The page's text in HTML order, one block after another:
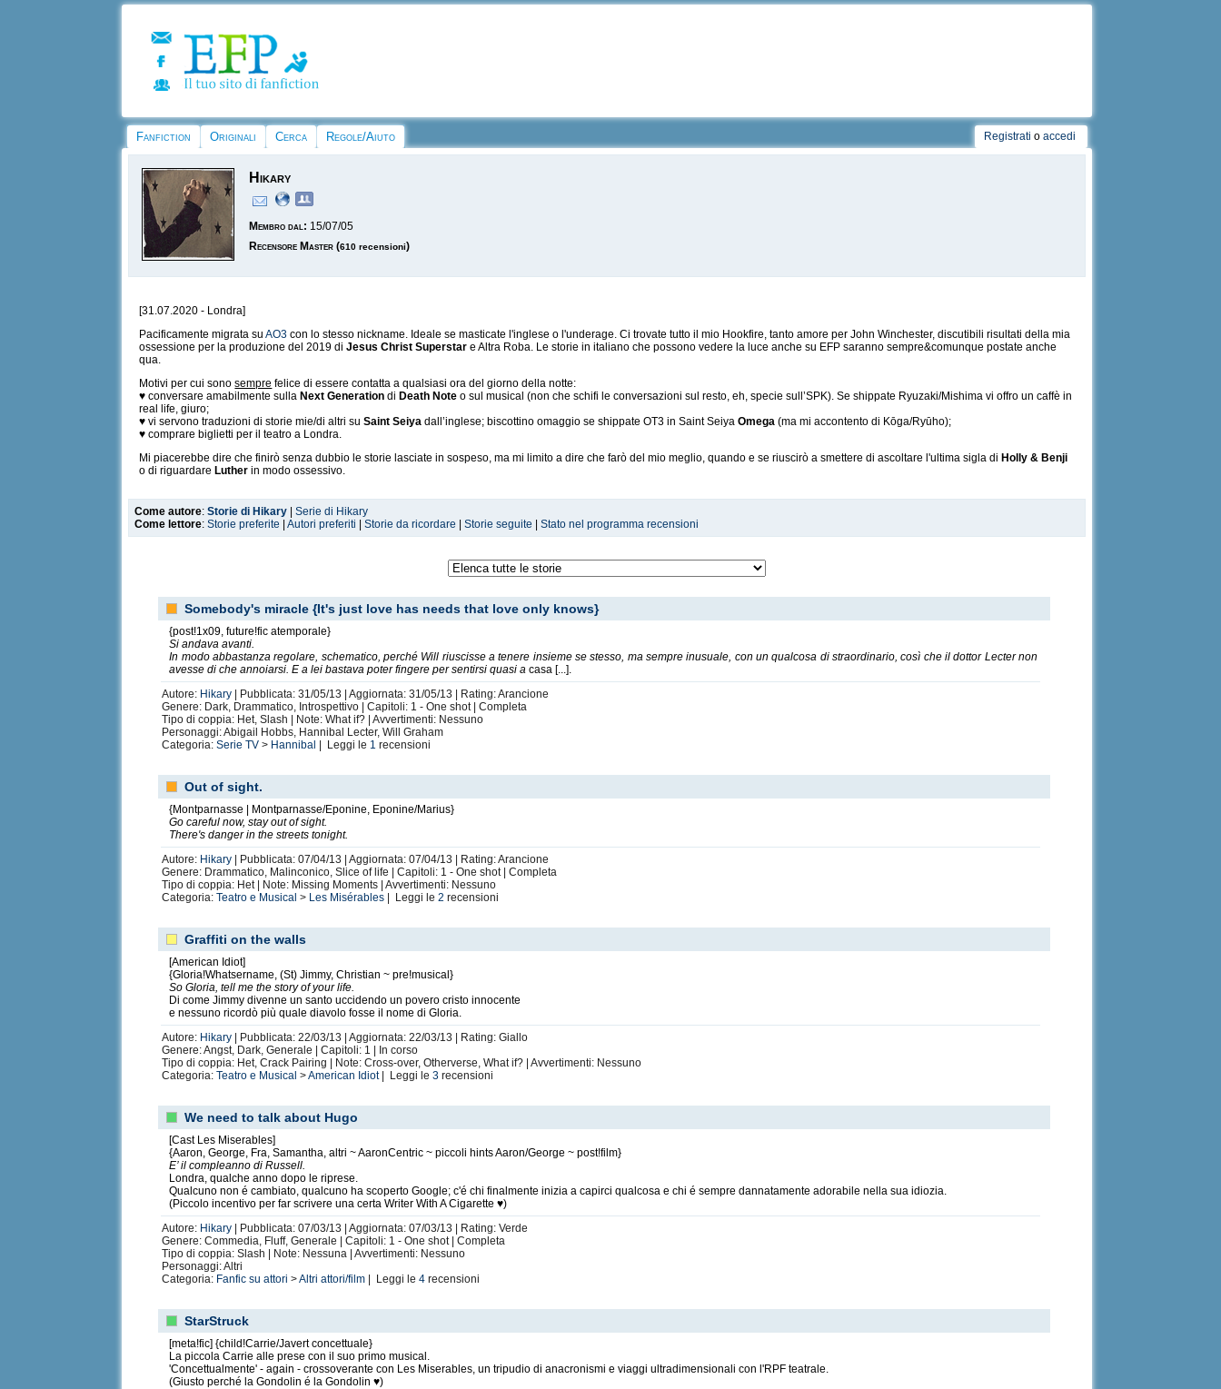
Fanfiction Originali Cerca Regole/Aiuto Registrati o accedi
Hikary
Membro dal: 15/07/05
Recensore Master (610 recensioni)
[31.07.2020 - Londra]
Pacificamente migrata suAO3con lo stesso nickname. Ideale se masticate l'inglese o l'underage. Ci trovate tutto il mio Hookfire, tanto amore per John Winchester, discutibili risultati della mia
ossessione per la produzione del 2019 diJesus Christ Superstar e Altra Roba. Le storie in italiano che possono vedere la luce anche su EFP saranno sempre&comunque postate anche
qua.
Motivi per cui sonosempre felice di essere contatta a qualsiasi ora del giorno della notte:
♥ conversare amabilmente sulla Next Generation di Death Note o sul musical (non che schifi le conversazioni sul resto, eh, specie sull’SPK). Se shippate Ryuzaki/Mishima vi offro un caffè in
real life, giuro;
♥ vi servono traduzioni di storie mie/di altri suSaint Seiya dall’inglese; biscottino omaggio se shippate OT3 in Saint SeiyaOmega (ma mi accontento di Kōga/Ryūho);
♥ comprare biglietti per il teatro a Londra.
Mi piacerebbe dire che finirò senza dubbio le storie lasciate in sospeso, ma mi limito a dire che farò del mio meglio, quando e se riuscirò a smettere di ascoltare l'ultima sigla di Holly & Benji
o di riguardare Luther in modo ossessivo.
Come autore:Storie di Hikary |Serie di Hikary
Come lettore:Storie preferite |Autori preferiti |Storie da ricordare |Storie seguite |Stato nel programma recensioni
Somebody's miracle {It's just love has needs that love only knows}
{post!1x09, future!fic atemporale}
Si andava avanti.
In modo abbastanza regolare, schematico, perché Will riuscisse a tenere insieme se stesso, ma sempre inusuale, con un qualcosa di straordinario, così che il dottor Lecter non
avesse di che annoiarsi. E a lei bastava poter fingere per sentirsi quasi acasa [...].
Autore: Hikary | Pubblicata: 31/05/13 | Aggiornata: 31/05/13 | Rating: Arancione
Genere: Dark, Drammatico, Introspettivo | Capitoli: 1 - One shot | Completa
Tipo di coppia: Het, Slash | Note: What if? | Avvertimenti: Nessuno
Personaggi: Abigail Hobbs, Hannibal Lecter, Will Graham
Categoria:Serie TV > Hannibal | Leggi le 1 recensioni
Out of sight.
{Montparnasse | Montparnasse/Eponine, Eponine/Marius}
Go careful now, stay out of sight.
There's danger in the streets tonight.
Autore: Hikary | Pubblicata: 07/04/13 | Aggiornata: 07/04/13 | Rating: Arancione
Genere: Drammatico, Malinconico, Slice of life | Capitoli: 1 - One shot | Completa
Tipo di coppia: Het | Note: Missing Moments | Avvertimenti: Nessuno
Categoria:Teatro e Musical > Les Misérables | Leggi le2 recensioni
Graffiti on the walls
[American Idiot]
{Gloria!Whatsername, (St) Jimmy, Christian ~ pre!musical}
So Gloria, tell me the story of your life.
Di come Jimmy divenne un santo uccidendo un povero cristo innocente
e nessuno ricordò più quale diavolo fosse il nome di Gloria.
Autore: Hikary | Pubblicata: 22/03/13 | Aggiornata: 22/03/13 | Rating: Giallo
Genere: Angst, Dark, Generale | Capitoli: 1 | In corso
Tipo di coppia: Het, Crack Pairing | Note: Cross-over, Otherverse, What if? | Avvertimenti: Nessuno
Categoria:Teatro e Musical >American Idiot| Leggi le3 recensioni
We need to talk about Hugo
[Cast Les Miserables]
{Aaron, George, Fra, Samantha, altri ~ AaronCentric ~ piccoli hints Aaron/George ~ post!film}
E’ il compleanno di Russell.
Londra, qualche anno dopo le riprese.
Qualcuno non é cambiato, qualcuno ha scoperto Google; c'é chi finalmente inizia a capirci qualcosa e chi é sempre dannatamente adorabile nella sua idiozia.
(Piccolo incentivo per far scrivere una certa Writer With A Cigarette ♥)
Autore: Hikary | Pubblicata: 07/03/13 | Aggiornata: 07/03/13 | Rating: Verde
Genere: Commedia, Fluff, Generale | Capitoli: 1 - One shot | Completa
Tipo di coppia: Slash | Note: Nessuna | Avvertimenti: Nessuno
Personaggi: Altri
Categoria: Fanfic su attori >Altri attori/film | Leggi le4 recensioni
StarStruck
[meta!fic] {child!Carrie/Javert concettuale}
La piccola Carrie alle prese con il suo primo musical.
'Concettualmente' - again - crossoverante con Les Miserables, un tripudio di anacronismi e viaggi ultradimensionali con l'RPF teatrale.
(Giusto perché la Gondolin é la Gondolin ♥)